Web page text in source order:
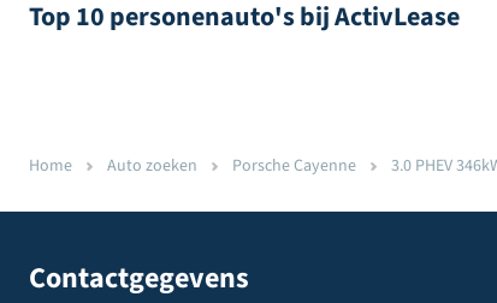
Top 10 personenauto's bij ActivLease
Home Auto zoeken Porsche Cayenne 3.0 PHEV
Contactgegevens